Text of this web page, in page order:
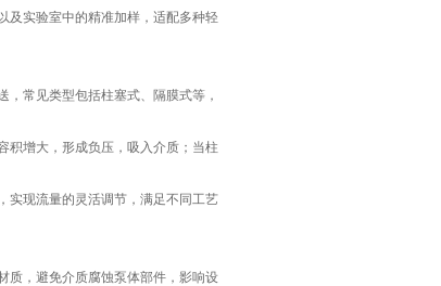
实验室中的精准加样，适配多种轻
常见类型包括柱塞式、隔膜式等，
增大，形成负压，吸入介质；当柱
现流量的灵活调节，满足不同工艺
，避免介质腐蚀泵体部件，影响设